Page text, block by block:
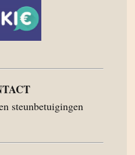
steunbetuigingen